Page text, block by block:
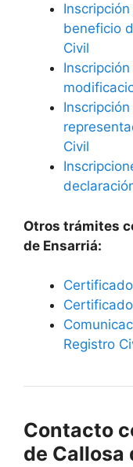
beneficio
Civil
Civil
Otros trámites
de Ensarriá:
Registro
Contacto
de Callosa